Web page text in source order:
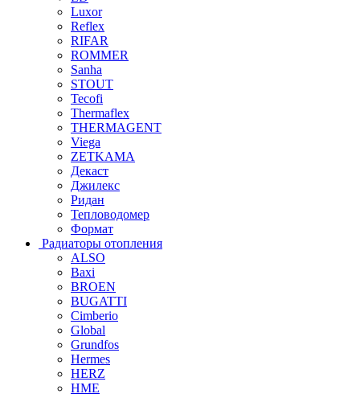
Luxor
Reflex
RIFAR
ROMMER
Sanha
STOUT
Tecofi
Thermaflex
THERMAGENT
Viega
ZETKAMA
Декаст
Джилекс
Ридан
Тепловодомер
Формат
Радиаторы отопления
ALSO
Baxi
BROEN
BUGATTI
Cimberio
Global
Grundfos
Hermes
HERZ
HME